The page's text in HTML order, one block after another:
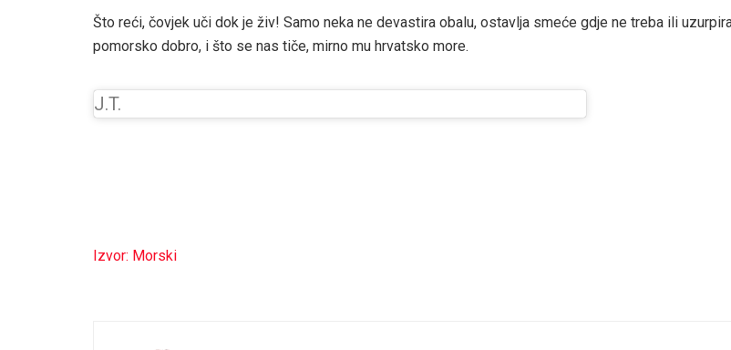
Što reći, čovjek uči dok je živ! Samo neka ne devastira obalu, ostavlja smeće gdje ne treba ili
pomorsko dobro, i što se nas tiče, mirno mu hrvatsko more.
J.T.
Izvor: Morski